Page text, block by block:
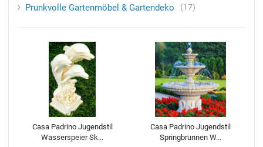
Prunkvolle Gartenmöbel & Gartendeko 17
Casa Padrino Jugendstil
Wasserspeier Sk...
Casa Padrino Jugendstil
Springbrunnen W...